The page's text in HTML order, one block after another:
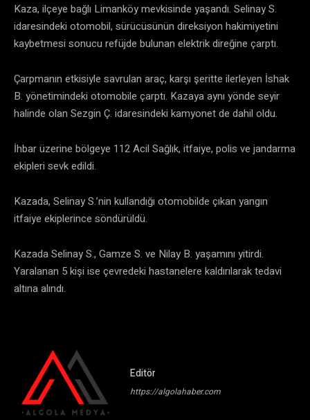
Kaza, ilçeye bağlı Limanköy mevkisinde yaşandı. Selinay S.
idaresindeki otomobil, sürücüsünün direksiyon hakimiyetini
kaybetmesi sonucu refüjde bulunan elektrik direğine çarptı.
Çarpmanın etkisiyle savrulan araç, karşı şeritte ilerleyen İshak
B. yönetimindeki otomobile çarptı. Kazaya aynı yönde seyir
halinde olan Sezgin Ç. idaresindeki kamyonet de dahil oldu.
İhbar üzerine bölgeye 112 Acil Sağlık, itfaiye, polis ve jandarma
ekipleri sevk edildi.
Kazada, Selinay S.’nin kullandığı otomobilde çıkan yangın
itfaiye ekiplerince söndürüldü.
Kazada Selinay S., Gamze S. ve Nilay B. yaşamını yitirdi.
Yaralanan 5 kişi ise çevredeki hastanelere kaldırılarak tedavi
altına alındı.
Editör
https://algolahaber.com